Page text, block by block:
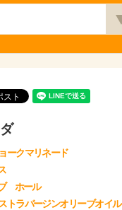
ークマリネード
ホール
トラバージンオリーブオイル